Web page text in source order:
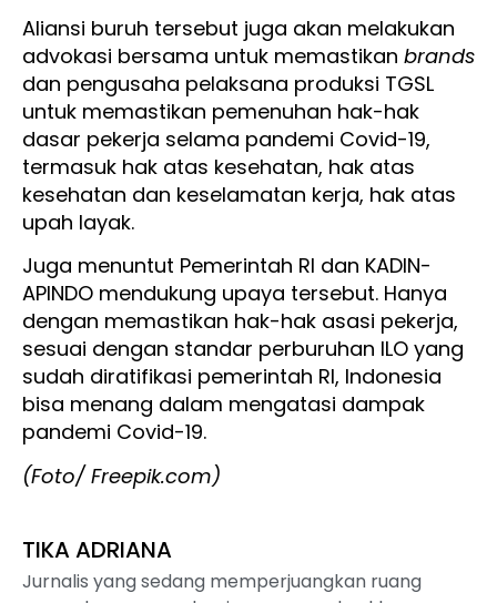
Aliansi buruh tersebut juga akan melakukan
advokasi bersama untuk memastikan brands
dan pengusaha pelaksana produksi TGSL
untuk memastikan pemenuhan hak-hak
dasar pekerja selama pandemi Covid-19,
termasuk hak atas kesehatan, hak atas
kesehatan dan keselamatan kerja, hak atas
upah layak.
Juga menuntut Pemerintah RI dan KADIN-
APINDO mendukung upaya tersebut. Hanya
dengan memastikan hak-hak asasi pekerja,
sesuai dengan standar perburuhan ILO yang
sudah diratifikasi pemerintah RI, Indonesia
bisa menang dalam mengatasi dampak
pandemi Covid-19.
(Foto/ Freepik.com)
TIKA ADRIANA
Jurnalis yang sedang memperjuangkan ruang